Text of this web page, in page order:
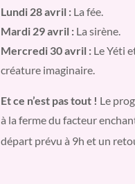
Lundi 28 avril : La fée.
Mardi 29 avril : La sirène.
Mercredi 30 avril : Le Yéti
créature imaginaire.
Et ce n’est pas tout ! Le
à la ferme du facteur
départ prévu à 9h et un